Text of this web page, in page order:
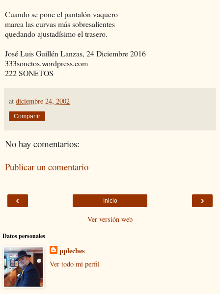
Cuando se pone el pantalón vaquero
marca las curvas más sobresalientes
quedando ajustadísimo el trasero.
José Luis Guillén Lanzas, 24 Diciembre 2016
333sonetos.wordpress.com
222 SONETOS
at diciembre 24, 2002
Compartir
No hay comentarios:
Publicar un comentario
‹ ›
Inicio
Ver versión web
Datos personales
ppleches
Ver todo mi perfil